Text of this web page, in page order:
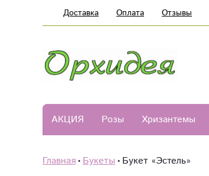
Доставка Оплата Отзывы
АКЦИЯ Розы Хризантемы
Главная Букеты Букет «Эстель»